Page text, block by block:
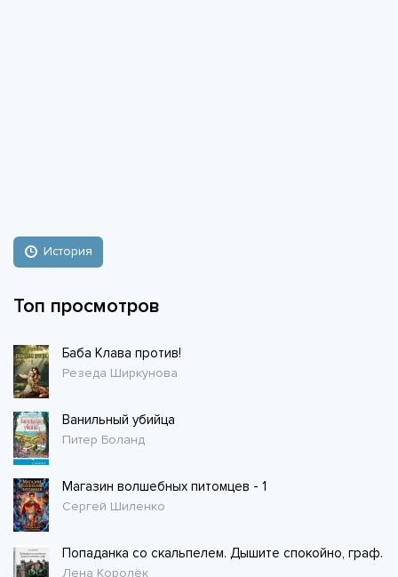
История
Топ просмотров
Баба Клава против!
Резеда Ширкунова
Ванильный убийца
Питер Боланд
Магазин волшебных питомцев - 1
Сергей Шиленко
Попаданка со скальпелем. Дышите спокойно, граф.
Лена Королёк